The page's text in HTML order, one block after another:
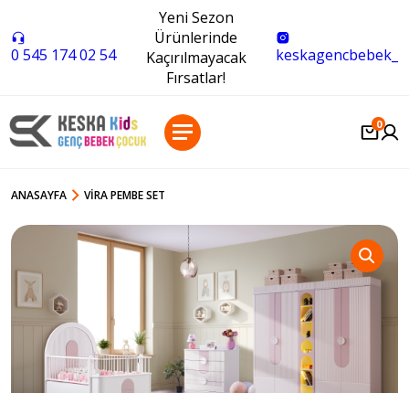
0 545 174 02 54
Yeni Sezon
Ürünlerinde
Kaçırılmayacak
Fırsatlar!
keskagencbebek_
0
ANASAYFA VIRA PEMBE SET